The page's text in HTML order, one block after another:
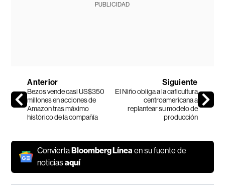
PUBLICIDAD
Anterior
Bezos vende casi US$350
millones en acciones de
Amazon tras máximo
histórico de la compañía
Siguiente
El Niño obliga a la caficultura
centroamericana a
replantear su modelo de
producción
ConviertaBloomberg Línea en su fuente de
noticiasaquí